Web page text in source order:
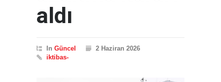
aldı
In Güncel
2 Haziran 2026
iktibas-